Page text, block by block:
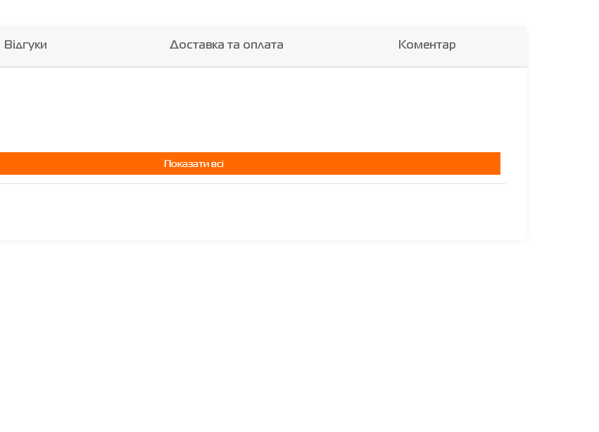
Відгуки Доставка та оплата Коментар
Показати всі